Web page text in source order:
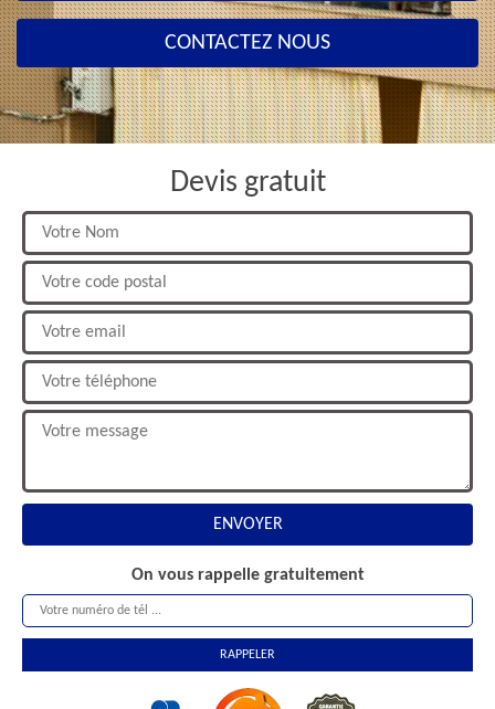
CONTACTEZ NOUS
Devis gratuit
On vous rappelle gratuitement